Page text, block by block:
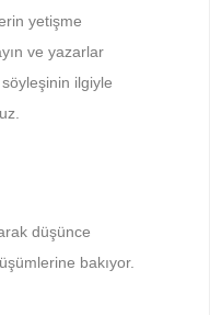
yetişme
ve yazarlar
ilgiyle
düşünce
bakıyor.